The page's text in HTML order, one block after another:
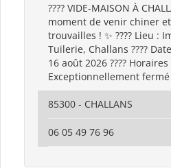
???? VIDE-MAISON À
moment de venir chiner
trouvailles ! ✨ ???? Lieu :
Tuilerie, Challans ????
16 août 2026 ????
Exceptionnellement fermé
85300 - CHALLANS
06 05 49 76 96